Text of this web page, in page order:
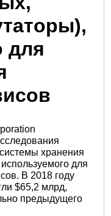
для
хранения
для
В 2018 году
$65,2 млрд,
предыдущего